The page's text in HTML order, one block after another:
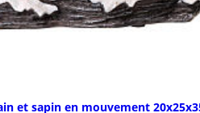
et sapin en mouvement